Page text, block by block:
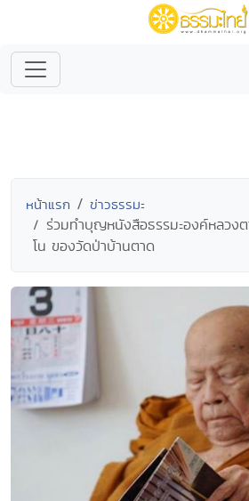
หน้าแรก ข่าวธรรมะ
ร่วมทำบุญหนังสือธรรมะองค์หลว
โน ของวัดป่าบ้านตาด